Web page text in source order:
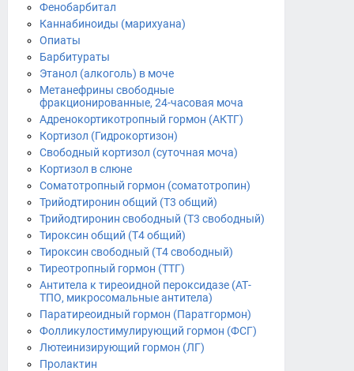
Фенобарбитал
Каннабиноиды (марихуана)
Опиаты
Барбитураты
Этанол (алкоголь) в моче
Метанефрины свободные
фракционированные, 24-часовая моча
Адренокортикотропный гормон (АКТГ)
Кортизол (Гидрокортизон)
Свободный кортизол (суточная моча)
Кортизол в слюне
Соматотропный гормон (соматотропин)
Трийодтиронин общий (Т3 общий)
Трийодтиронин свободный (Т3 свободный)
Тироксин общий (Т4 общий)
Тироксин свободный (Т4 свободный)
Тиреотропный гормон (ТТГ)
Антитела к тиреоидной пероксидазе (АТ-
ТПО, микросомальные антитела)
Паратиреоидный гормон (Паратгормон)
Фолликулостимулирующий гормон (ФСГ)
Лютеинизирующий гормон (ЛГ)
Пролактин